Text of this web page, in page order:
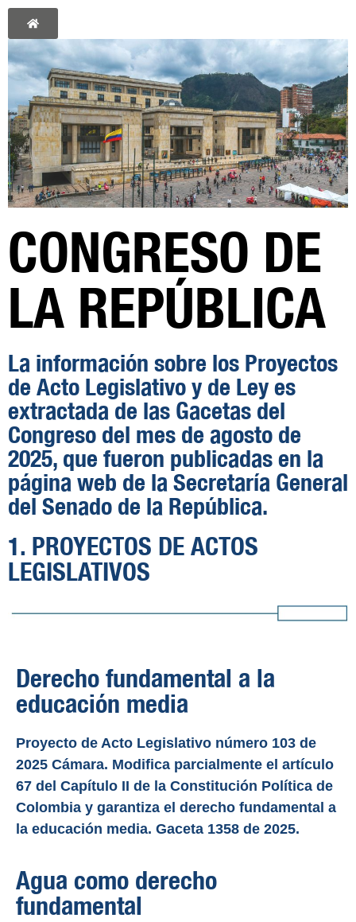
CONGRESO DE
LA REPÚBLICA
La información sobre los Proyectos
de Acto Legislativo y de Ley es
extractada de las Gacetas del
Congreso del mes de agosto de
2025, que fueron publicadas en la
página web de la Secretaría General
del Senado de la República.
1. PROYECTOS DE ACTOS
LEGISLATIVOS
Derecho fundamental a la
educación media
Proyecto de Acto Legislativo número 103 de
2025 Cámara. Modifica parcialmente el artículo
67 del Capítulo II de la Constitución Política de
Colombia y garantiza el derecho fundamental a
la educación media. Gaceta 1358 de 2025.
Agua como derecho
fundamental